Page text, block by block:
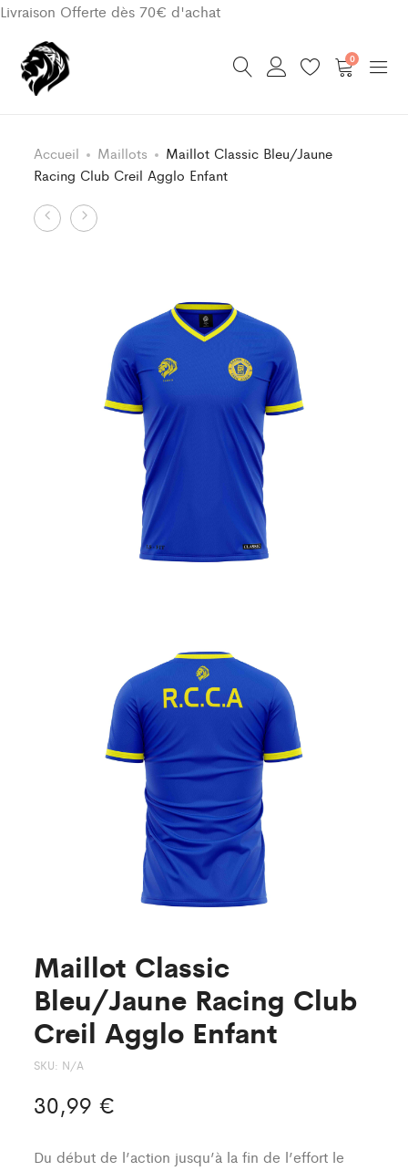
Livraison Offerte dès 70€ d'achat
0
Accueil Maillots
Maillot Classic Bleu/Jaune
Racing Club Creil Agglo Enfant
Product
Short
Maillot
Creil
Agglo
Maillot Classic
Bleu/Jaune Racing Club
Creil Agglo Enfant
SKU: N/A
30,99 €
Du début de l’action jusqu’à la fin de l’effort le